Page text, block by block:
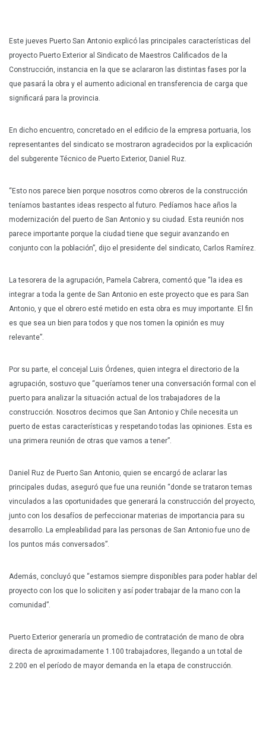
Contáctenos
Este jueves Puerto San Antonio explicó las principales características del
proyecto Puerto Exterior al Sindicato de Maestros Calificados de la
Construcción, instancia en la que se aclararon las distintas fases por la
que pasará la obra y el aumento adicional en transferencia de carga que
significará para la provincia.
En dicho encuentro, concretado en el edificio de la empresa portuaria, los
representantes del sindicato se mostraron agradecidos por la explicación
del subgerente Técnico de Puerto Exterior, Daniel Ruz.
“Esto nos parece bien porque nosotros como obreros de la construcción
teníamos bastantes ideas respecto al futuro. Pedíamos hace años la
modernización del puerto de San Antonio y su ciudad. Esta reunión nos
parece importante porque la ciudad tiene que seguir avanzando en
conjunto con la población”, dijo el presidente del sindicato, Carlos Ramírez.
La tesorera de la agrupación, Pamela Cabrera, comentó que “la idea es
integrar a toda la gente de San Antonio en este proyecto que es para San
Antonio, y que el obrero esté metido en esta obra es muy importante. El fin
es que sea un bien para todos y que nos tomen la opinión es muy
relevante”.
Por su parte, el concejal Luis Órdenes, quien integra el directorio de la
agrupación, sostuvo que “queríamos tener una conversación formal con el
puerto para analizar la situación actual de los trabajadores de la
construcción. Nosotros decimos que San Antonio y Chile necesita un
puerto de estas características y respetando todas las opiniones. Esta es
una primera reunión de otras que vamos a tener”.
Daniel Ruz de Puerto San Antonio, quien se encargó de aclarar las
principales dudas, aseguró que fue una reunión “donde se trataron temas
vinculados a las oportunidades que generará la construcción del proyecto,
junto con los desafíos de perfeccionar materias de importancia para su
desarrollo. La empleabilidad para las personas de San Antonio fue uno de
los puntos más conversados”.
Además, concluyó que “estamos siempre disponibles para poder hablar del
proyecto con los que lo soliciten y así poder trabajar de la mano con la
comunidad”.
Puerto Exterior generaría un promedio de contratación de mano de obra
directa de aproximadamente 1.100 trabajadores, llegando a un total de
2.200 en el período de mayor demanda en la etapa de construcción.